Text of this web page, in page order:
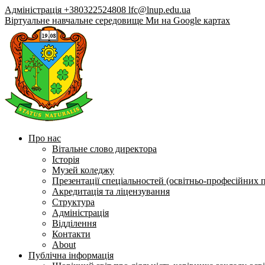
Адміністрація +380322524808 lfc@lnup.edu.ua
Віртуальне навчальне середовище Ми на Google картах
Про нас
Вітальне слово директора
Історія
Музей коледжу
Презентації спеціальностей (освітньо-професійних
Акредитація та ліцензування
Структура
Адміністрація
Відділення
Контакти
About
Публічна інформація